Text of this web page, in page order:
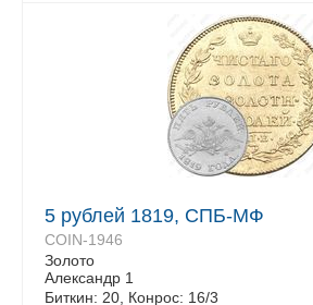
5 рублей 1819, СПБ-МФ
COIN-1946
Золото
Александр 1
Биткин: 20, Конрос: 16/3